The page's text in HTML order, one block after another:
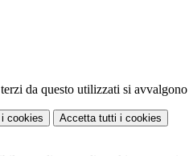
da questo utilizzati si
i cookies Accetta tutti i cookies